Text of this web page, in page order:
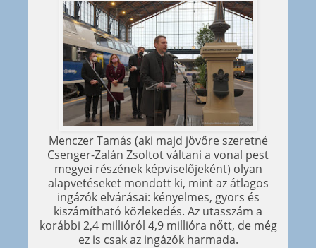
Menczer Tamás (aki majd jövőre szeretné
Csenger-Zalán Zsoltot váltani a vonal pest
megyei részének képviselőjeként) olyan
alapvetéseket mondott ki, mint az átlagos
ingázók elvárásai: kényelmes, gyors és
kiszámítható közlekedés. Az utasszám a
korábbi 2,4 millióról 4,9 millióra nőtt, de még
ez is csak az ingázók harmada.